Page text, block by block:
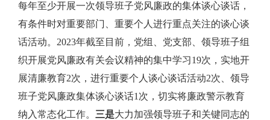
每年至少开展一次领导班子党风廉政的集体谈心谈话，
有条件时对重要部门、重要个人进行重点关注的谈心谈
话活动。 2023年截至目前，党组、党支部、领导班子组
织开展党风廉政有关会议精神的集中学习19次，实地开
展清廉教育2次，进行重要个人谈心谈话活动2次、领导
班子党风廉政集体谈心谈话1 次，切实将廉政警示教育
纳入常态化工作。 三是大力加强领导班子和关键同志的